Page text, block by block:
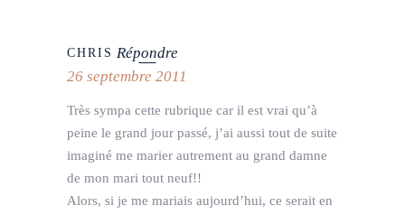
CHRIS Répondre
26 septembre 2011
Très sympa cette rubrique car il est vrai qu’à
peine le grand jour passé, j’ai aussi tout de suite
imaginé me marier autrement au grand damne
de mon mari tout neuf!!
Alors, si je me mariais aujourd’hui, ce serait en